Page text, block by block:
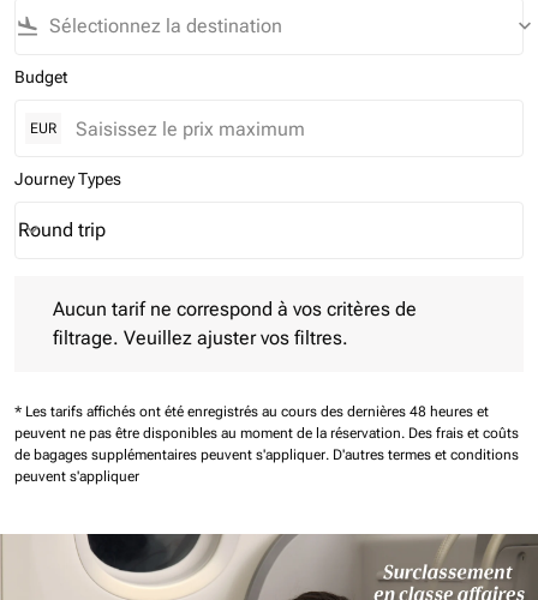
flight_land keyboard_arrow_down
Budget
EUR
Journey Types
Journey Types option Round trip Selected
Round trip
keyboard_arrow_down
Aucun tarif ne correspond à vos critères de
filtrage. Veuillez ajuster vos filtres.
* Les tarifs affichés ont été enregistrés au cours des dernières 48 heures et
peuvent ne pas être disponibles au moment de la réservation. Des frais et coûts
de bagages supplémentaires peuvent s'appliquer. D'autres termes et conditions
peuvent s'appliquer